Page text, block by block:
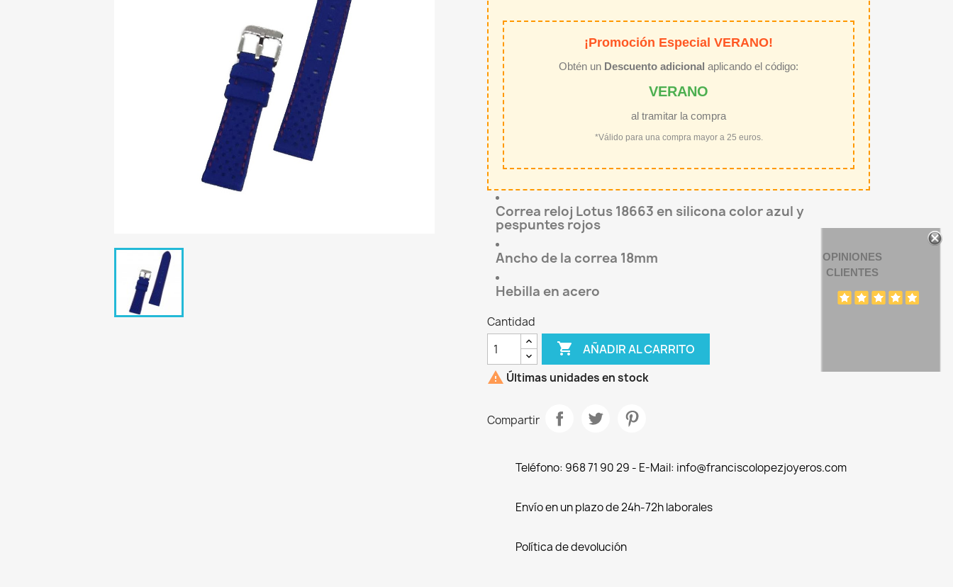
¡Promoción Especial VERANO!
Obtén un Descuento adicional aplicando el código:
VERANO
al tramitar la compra
*Válido para una compra mayor a 25 euros.
Correa reloj Lotus 18663 en silicona color azul y
pespuntes rojos
Ancho de la correa 18mm
Hebilla en acero
Cantidad
 AÑADIR AL CARRITO
 Últimas unidades en stock
Compartir
Teléfono: 968 71 90 29 - E-Mail: info@franciscolopezjoyeros.com
Envío en un plazo de 24h-72h laborales
Política de devolución
OPINIONES
CLIENTES